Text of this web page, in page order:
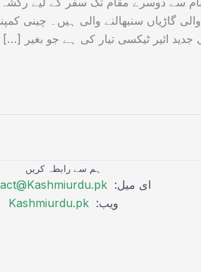
گاڑیاں سنبھالنے والی ہیں۔ چینی
ہم سے رابطہ کریں
ای میل:
ویب: Kashmiurdu.pk